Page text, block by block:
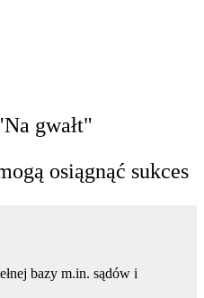
gwałt"
osiągnąć sukces
bazy m.in. sądów i